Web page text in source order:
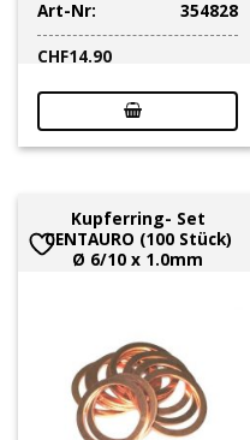
Art-Nr:
354828
CHF14.90
Kupferring- Set
CENTAURO (100 Stück)
Ø 6/10 x 1.0mm